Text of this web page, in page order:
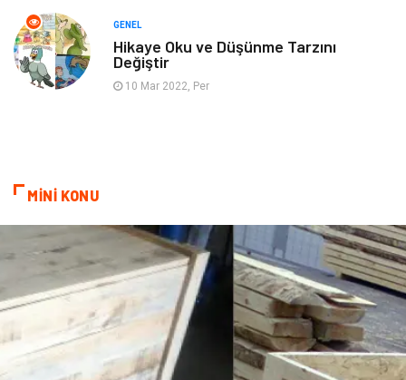
Tarih GENEL
Hikaye Oku ve Düşünme Tarzını
Değiştir
10 Mar 2022, Per
MİNİ KONU